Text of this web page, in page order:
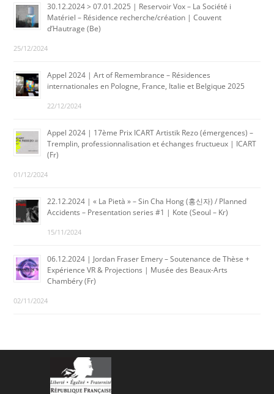
30.12.2024 > 07.01.2025 | Reservoir Vox – La Société i
Matériel – Résidence recherche/création | Couvent
d’Hautrage (Be)
25/12/2024
Appel 2024 | Art of Remembrance – Résidences
internationales en Pologne, France, Italie et Belgique 2025
22/12/2024
Appel 2024 | 17ème Prix ICART Artistik Rezo (émergences) –
Tremplin, professionnalisation et échanges fructueux | ICART
(Fr)
01/12/2024
22.12.2024 | « La Pietà » – Sin Cha Hong (홍신자) / Planned
Accidents – Presentation series #1 | Kote (Seoul – Kr)
15/11/2024
06.12.2024 | Jordan Fraser Emery – Soutenance de Thèse +
Expérience VR & Projections | Musée des Beaux-Arts
Chambéry (Fr)
02/11/2024